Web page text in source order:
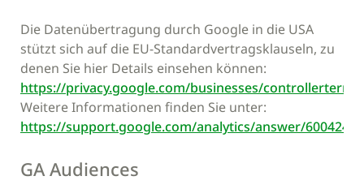
Die Datenübertragung durch Google in die USA
stützt sich auf die EU-Standardvertragsklauseln, zu
denen Sie hier Details einsehen können:
https://privacy.google.com/businesses/
Weitere Informationen finden Sie unter:
https://support.google.com/analytics/answer/6004245
GA Audiences